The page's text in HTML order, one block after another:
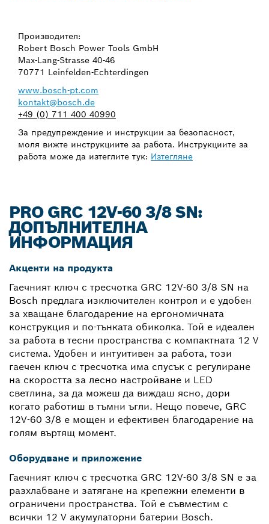
Производител:
Robert Bosch Power Tools GmbH
Max-Lang-Strasse 40-46
70771 Leinfelden-Echterdingen
www.bosch-pt.com
kontakt@bosch.de
+49 (0) 711 400 40990
За предупреждение и инструкции за безопасност,
моля вижте инструкциите за работа. Инструкциите за
работа може да изтеглите тук: Изтегляне
PRO GRC 12V-60 3/8 SN:
ДОПЪЛНИТЕЛНА
ИНФОРМАЦИЯ
Акценти на продукта
Гаечният ключ с тресчотка GRC 12V-60 3/8 SN на
Bosch предлага изключителен контрол и е удобен
за хващане благодарение на ергономичната
конструкция и по-тънката обиколка. Той е идеален
за работа в тесни пространства с компактната 12 V
система. Удобен и интуитивен за работа, този
гаечен ключ с тресчотка има спусък с регулиране
на скоростта за лесно настройване и LED
светлина, за да можеш да виждаш ясно, дори
когато работиш в тъмни ъгли. Нещо повече, GRC
12V-60 3/8 е мощен и ефективен благодарение на
голям въртящ момент.
Оборудване и приложение
Гаечният ключ с тресчотка GRC 12V-60 3/8 SN е за
разхлабване и затягане на крепежни елементи в
ограничени пространства. Той е съвместим с
всички 12 V акумулаторни батерии Bosch.